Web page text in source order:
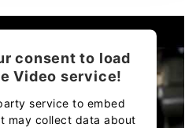
consent to load
Video service!
service to embed
may collect data about